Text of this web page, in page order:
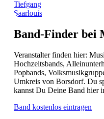
Tiefgang
Saarlouis
Band-Finder bei
Veranstalter finden hier:
Hochzeitsbands,
Popbands,
Umkreis von Borsdorf. Du
kannst Du Deine Band hier
Band kostenlos eintragen